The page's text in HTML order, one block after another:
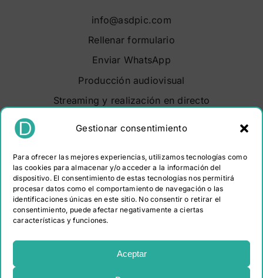
Gestionar consentimiento
Para ofrecer las mejores experiencias, utilizamos tecnologías como
las cookies para almacenar y/o acceder a la información del
dispositivo. El consentimiento de estas tecnologías nos permitirá
procesar datos como el comportamiento de navegación o las
identificaciones únicas en este sitio. No consentir o retirar el
consentimiento, puede afectar negativamente a ciertas
características y funciones.
Aceptar
info@asdpic.com
Rellenar formulario
Enviar WhatsApp
Producción audiovisual
Streaming y realización en directo
Sobre nosotros
Portfolio
Contacto
PROGRAMA KIT DIGITAL COFINANCIADO POR LOS
FONDOS NEXT GENERATION (EU) DEL MECANISMO DE
RECUPERACIÓN Y RESILIENCIA